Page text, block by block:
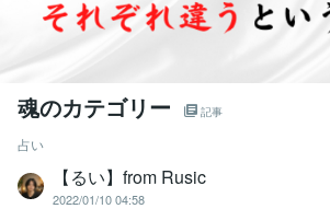
魂のカテゴリー 記事
占い
【るい】from Rusic
2022/01/10 04:58